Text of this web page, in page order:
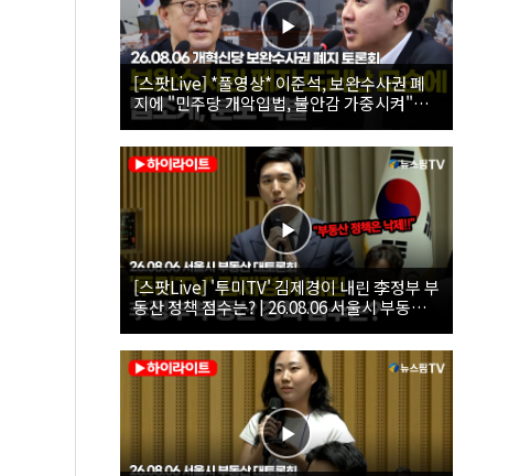
[스팟Live] *풀영상* 이준석, 보완수사권 폐
지에 "민주당 개악입법, 불안감 가중시켜"｜
26.08.06 개혁신당 보완수사권 폐지 토론회
[스팟Live] '투미TV' 김제경이 내린 李정부 부
동산 정책 점수는? | 26.08.06 서울시 부동산
대토론회